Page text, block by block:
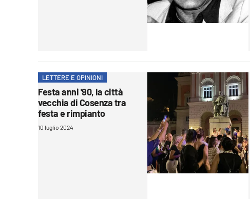
StreamingLETTERE E OPINIONI
Festa anni '90, la città
vecchia di Cosenza tra
festa e rimpianto
10 luglio 2024